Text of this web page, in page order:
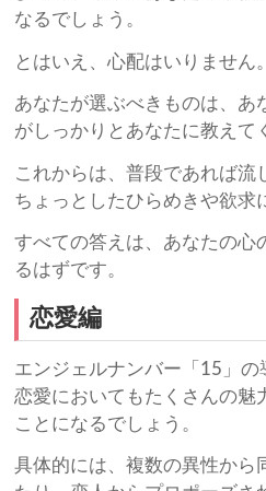
なるでしょう。
とはいえ、心配はいりません。
あなたが選ぶべきものは、あ
がしっかりとあなたに教えて
これからは、普段であれば流
ちょっとしたひらめきや欲求
すべての答えは、あなたの心
るはずです。
恋愛編
エンジェルナンバー「15」の
恋愛においてもたくさんの魅
ことになるでしょう。
具体的には、複数の異性から